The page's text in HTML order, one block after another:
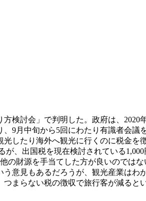
検討会」で判明した。政府は、2020
9月中旬から5回にわたり有識者会
したり海外へ観光に行くのに税金
、出国税を現在検討されている
財源を手当てした方が良いのでは
意見もあるだろうが、観光産業は
まらない税の徴収で旅行客が減る